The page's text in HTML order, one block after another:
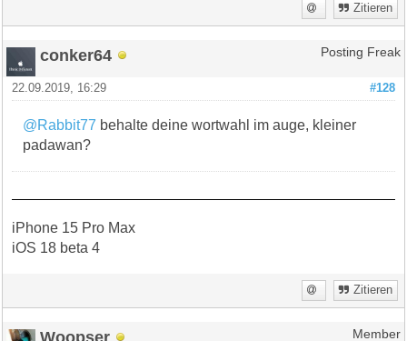
Zitieren
conker64 Posting Freak
#128
22.09.2019, 16:29
@Rabbit77 behalte deine wortwahl im auge, kleiner
padawan?
iPhone 15 Pro Max
iOS 18 beta 4
Zitieren
Woopser Member